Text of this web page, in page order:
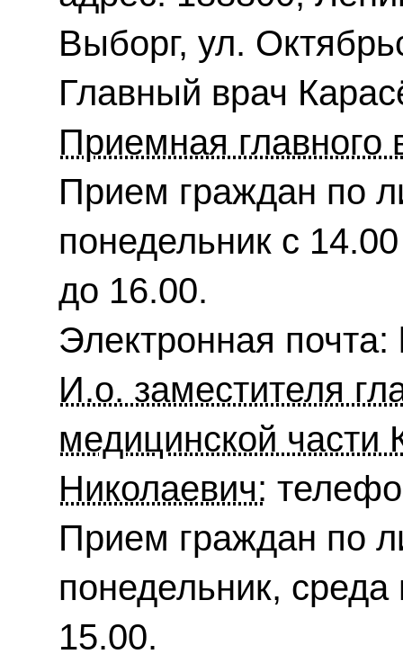
Выборг, ул.
Главный врач
Приемная главного
Прием граждан по
понедельник с
до 16.00.
Электронная
И.о. заместителя
медицинской части
Николаевич:
Прием граждан по
понедельник,
15.00.